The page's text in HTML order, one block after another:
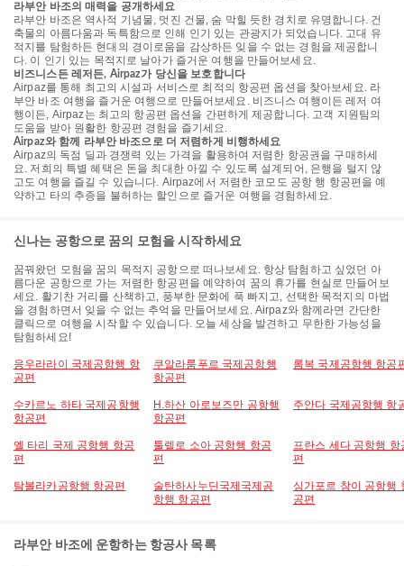
라부안 바조의 매력을 공개하세요
라부안 바조은 역사적 기념물, 멋진 건물, 숨 막힐 듯한 경치로 유명합니다. 건
축물의 아름다움과 독특함으로 인해 인기 있는 관광지가 되었습니다. 고대 유
적지를 탐험하든 현대의 경이로움을 감상하든 잊을 수 없는 경험을 제공합니
다. 이 인기 있는 목적지로 날아가 즐거운 여행을 만들어보세요.
비즈니스든 레저든, Airpaz가 당신을 보호합니다
Airpaz를 통해 최고의 시설과 서비스로 최적의 항공편 옵션을 찾아보세요. 라
부안 바조 여행을 즐거운 여행으로 만들어보세요. 비즈니스 여행이든 레저 여
행이든, Airpaz는 최고의 항공편 옵션을 간편하게 제공합니다. 고객 지원팀의
도움을 받아 원활한 항공편 경험을 즐기세요.
Airpaz와 함께 라부안 바조으로 더 저렴하게 비행하세요
Airpaz의 독점 딜과 경쟁력 있는 가격을 활용하여 저렴한 항공권을 구매하세
요. 저희의 특별 혜택은 돈을 최대한 아낄 수 있도록 설계되어, 은행을 털지 않
고도 여행을 즐길 수 있습니다. Airpaz에서 저렴한 코모도 공항 행 항공편을 예
약하고 타의 추종을 불허하는 할인으로 즐거운 여행을 경험하세요.
신나는 공항으로 꿈의 모험을 시작하세요
꿈꿔왔던 모험을 꿈의 목적지 공항으로 떠나보세요. 항상 탐험하고 싶었던 아
름다운 공항으로 가는 저렴한 항공편을 예약하여 꿈의 휴가를 현실로 만들어보
세요. 활기찬 거리를 산책하고, 풍부한 문화에 푹 빠지고, 선택한 목적지의 마법
을 경험하면서 잊을 수 없는 추억을 만들어보세요. Airpaz와 함께라면 간단한
클릭으로 여행을 시작할 수 있습니다. 오늘 세상을 발견하고 무한한 가능성을
탐험하세요!
응우라라이 국제공항행 항
공편
쿠알라룸푸르 국제공항행
항공편
롬복 국제공항행 항공
수카르노 하타 국제공항행
항공편
H.하산 아로보즈만 공항행
항공편
주안다 국제공항행 항
엘 타리 국제 공항행 항공
편
툴렐로 소아 공항행 항공
편
프란스 세다 공항행 항
편
탐볼라카공항행 항공편
술탄하사누딘국제국제공
항행 항공편
싱가포르 창이 공항행
공편
라부안 바조에 운항하는 항공사 목록